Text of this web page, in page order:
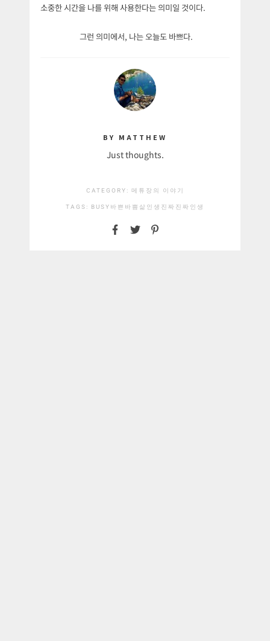
소중한 시간을 나를 위해 사용한다는 의미일 것이다.
그런 의미에서, 나는 오늘도 바쁘다.
BY MATTHEW
Just thoughts.
CATEGORY: 메튜장의 이야기
TAGS: BUSY 바쁜 바쁨 삶 인생 진짜 진짜인생